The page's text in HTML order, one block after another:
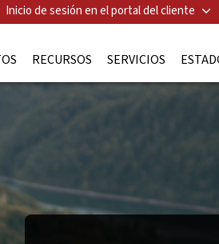
Inicio de sesión en el portal del cliente
RECURSOS SERVICIOS